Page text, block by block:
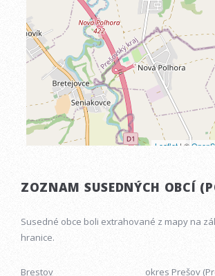
ZOZNAM SUSEDNÝCH OBCÍ
Susedné obce boli extrahované z mapy na
hranice.
Brestov
okres Prešov